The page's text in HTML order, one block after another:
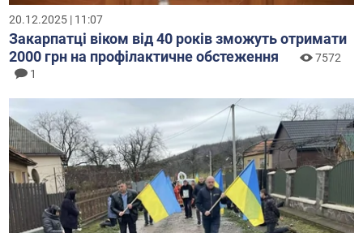
20.12.2025 | 11:07
Закарпатці віком від 40 років зможуть отримати
2000 грн на профілактичне обстеження
7572
1